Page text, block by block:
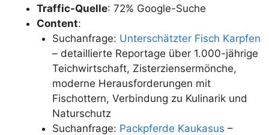
Traffic-Quelle: 72% Google-Suche
Content:
Suchanfrage: Unterschätzter Fisch Karpfen
– detaillierte Reportage über 1.000-jährige
Teichwirtschaft, Zisterziensermönche,
moderne Herausforderungen mit
Fischottern, Verbindung zu Kulinarik und
Naturschutz
Suchanfrage: Packpferde Kaukasus –